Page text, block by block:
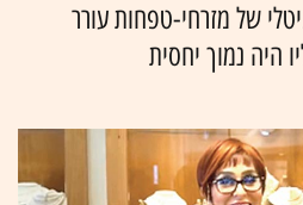
של מזרחי-טפחות עורר
היה נמוך יחסית